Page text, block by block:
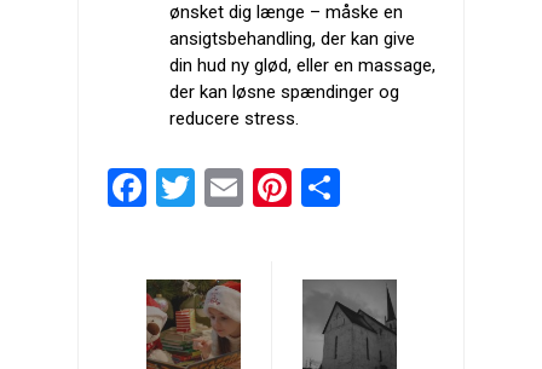
ønsket dig længe – måske en
ansigtsbehandling, der kan give
din hud ny glød, eller en massage,
der kan løsne spændinger og
reducere stress.
Facebook
Twitter
EmailPinterest